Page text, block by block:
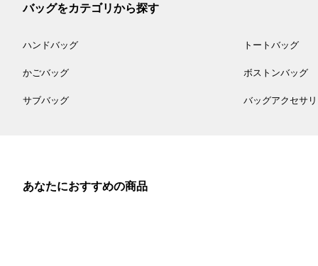
バッグをカテゴリから探す
ハンドバッグ トートバッグ
かごバッグ ボストンバッグ
サブバッグ バッグアクセサ
あなたにおすすめの商品